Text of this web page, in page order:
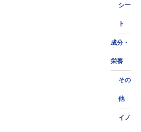
シー
ト
成分・
栄養
その
他
イノ